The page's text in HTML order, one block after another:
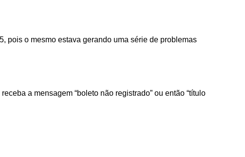
pois o mesmo estava gerando uma série de problemas
a mensagem “boleto não registrado” ou então “título